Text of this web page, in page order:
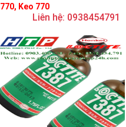
770, Keo 770
Liên hệ: 0938454791